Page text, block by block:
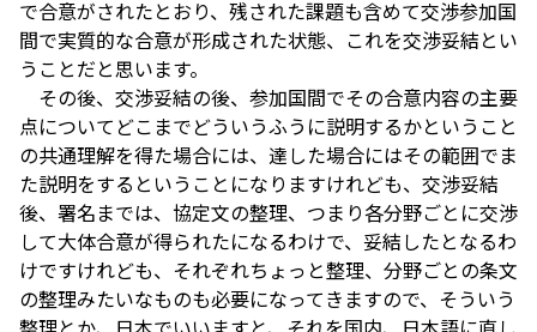
で合意がされたとおり、残された課題も含めて交渉参加国
間で実質的な合意が形成された状態、これを交渉妥結とい
うことだと思います。
その後、交渉妥結の後、参加国間でその合意内容の主要
点についてどこまでどういうふうに説明するかということ
の共通理解を得た場合には、達した場合にはその範囲でま
た説明をするということになりますけれども、交渉妥結
後、署名までは、協定文の整理、つまり各分野ごとに交渉
して大体合意が得られたになるわけで、妥結したとなるわ
けですけれども、それぞれちょっと整理、分野ごとの条文
の整理みたいなものも必要になってきますので、そういう